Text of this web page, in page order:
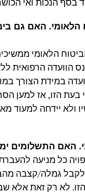
האם גם
הלאומי
הוועדה הרפואית
במידת הצורך
הזו, אז למען
יידחה למעוד
התשלומים
צפויה כל מניעה
גמלה/קצבה
לא רק זאת אלא